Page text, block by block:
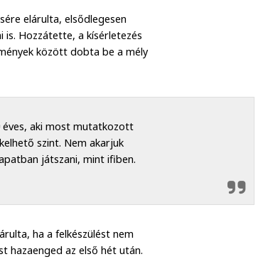
elárulta, elsődlegesen
Hozzátette, a kísérletezés
között dobta be a mély
éves, aki most mutatkozott
szint. Nem akarjuk
játszani, mint ifiben.
ha a felkészülést nem
hazaenged az első hét után.